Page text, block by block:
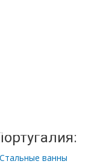
Стальные ванны